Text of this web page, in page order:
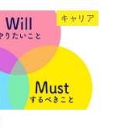
キャリア